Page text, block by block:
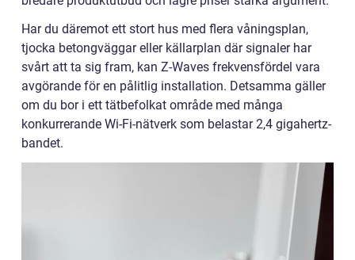
Har du däremot ett stort hus med flera våningsplan,
tjocka betongväggar eller källarplan där signaler har
svårt att ta sig fram, kan Z-Waves frekvensfördel vara
avgörande för en pålitlig installation. Detsamma gäller
om du bor i ett tätbefolkat område med många
konkurrerande Wi-Fi-nätverk som belastar 2,4 gigahertz-
bandet.